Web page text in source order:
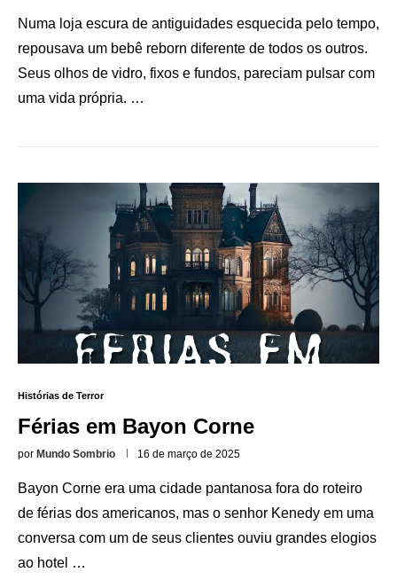
Numa loja escura de antiguidades esquecida pelo tempo,
repousava um bebê reborn diferente de todos os outros.
Seus olhos de vidro, fixos e fundos, pareciam pulsar com
uma vida própria. …
Histórias de Terror
Férias em Bayon Corne
por Mundo Sombrio 16 de março de 2025
Bayon Corne era uma cidade pantanosa fora do roteiro
de férias dos americanos, mas o senhor Kenedy em uma
conversa com um de seus clientes ouviu grandes elogios
ao hotel …